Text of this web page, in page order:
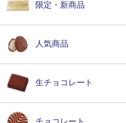
限定・新商品
人気商品
生チョコレート